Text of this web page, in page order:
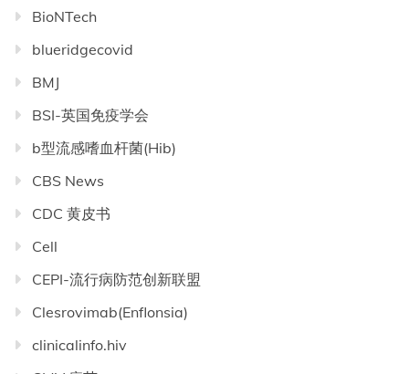
BioNTech
blueridgecovid
BMJ
BSI-英国免疫学会
b型流感嗜血杆菌(Hib)
CBS News
CDC 黄皮书
Cell
CEPI-流行病防范创新联盟
Clesrovimab(Enflonsia)
clinicalinfo.hiv